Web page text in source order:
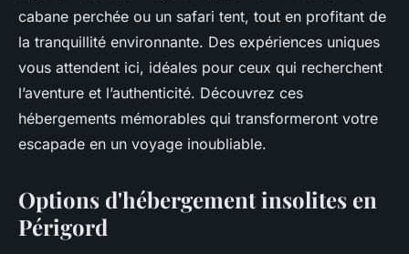
cabane perchée ou un safari tent, tout en profitant de
la tranquillité environnante. Des expériences uniques
vous attendent ici, idéales pour ceux qui recherchent
l’aventure et l’authenticité. Découvrez ces
hébergements mémorables qui transformeront votre
escapade en un voyage inoubliable.
Options d'hébergement insolites en
Périgord